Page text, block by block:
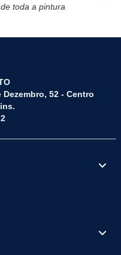
toda a pintura
52 - Centro